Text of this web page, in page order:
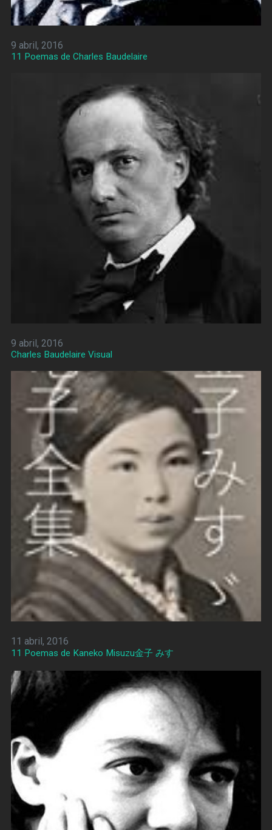
9 abril, 2016
11 Poemas de Charles Baudelaire
9 abril, 2016
Charles Baudelaire Visual
11 abril, 2016
11 Poemas de Kaneko Misuzu金子 みすゞ